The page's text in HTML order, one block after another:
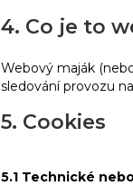
4. Co je to
Webový maják
sledování provozu
5. Cookies
5.1 Technické